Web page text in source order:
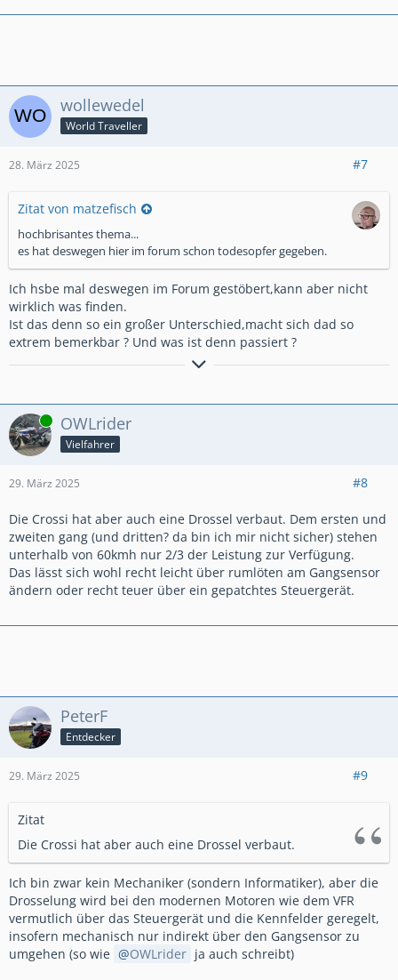
wollewedel
World Traveller
28. März 2025 #7
Zitat von matzefisch
hochbrisantes thema...
es hat deswegen hier im forum schon todesopfer gegeben.
Ich hsbe mal deswegen im Forum gestöbert,kann aber nicht
wirklich was finden.
Ist das denn so ein großer Unterschied,macht sich dad so
extrem bemerkbar ? Und was ist denn passiert ?
GlG.Wolfgang aus dem schönen Bergischen Land
Online OWLrider
Vielfahrer
29. März 2025 #8
Die Crossi hat aber auch eine Drossel verbaut. Dem ersten und
zweiten gang (und dritten? da bin ich mir nicht sicher) stehen
unterhalb von 60kmh nur 2/3 der Leistung zur Verfügung.
Das lässt sich wohl recht leicht über rumlöten am Gangsensor
ändern oder recht teuer über ein gepatchtes Steuergerät.
PeterF
Entdecker
29. März 2025 #9
Zitat
Die Crossi hat aber auch eine Drossel verbaut.
Ich bin zwar kein Mechaniker (sondern Informatiker), aber die
Drosselung wird bei den modernen Motoren wie dem VFR
vermutlich über das Steuergerät und die Kennfelder geregelt,
insofern mechanisch nur indirekt über den Gangsensor zu
umgehen (so wie
OWLrider ja auch schreibt)